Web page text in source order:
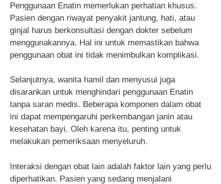
Penggunaan Enatin memerlukan perhatian khusus.
Pasien dengan riwayat penyakit jantung, hati, atau
ginjal harus berkonsultasi dengan dokter sebelum
menggunakannya. Hal ini untuk memastikan bahwa
penggunaan obat ini tidak menimbulkan komplikasi.
Selanjutnya, wanita hamil dan menyusui juga
disarankan untuk menghindari penggunaan Enatin
tanpa saran medis. Beberapa komponen dalam obat
ini dapat mempengaruhi perkembangan janin atau
kesehatan bayi. Oleh karena itu, penting untuk
melakukan pemeriksaan menyeluruh.
Interaksi dengan obat lain adalah faktor lain yang perlu
diperhatikan. Pasien yang sedang menjalani